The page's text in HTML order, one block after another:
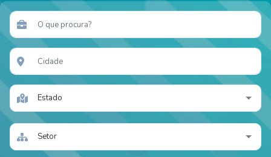
Estado
Setor